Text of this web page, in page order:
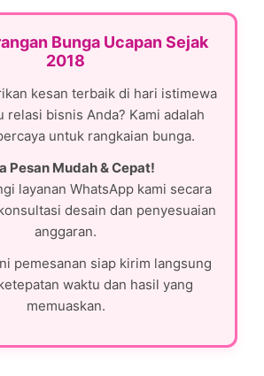
Bunga Ucapan Sejak
2018
kesan terbaik di hari istimewa
relasi bisnis Anda? Kami adalah
untuk rangkaian bunga.
Pesan Mudah & Cepat!
layanan WhatsApp kami secara
desain dan penyesuaian
anggaran.
pemesanan siap kirim langsung
waktu dan hasil yang
memuaskan.